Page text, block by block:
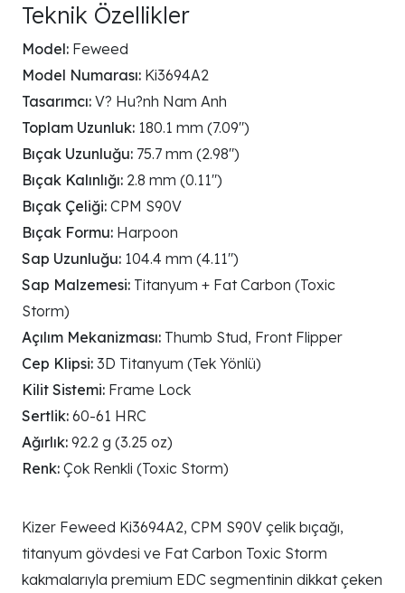
Teknik Özellikler
Model: Feweed
Model Numarası: Ki3694A2
Tasarımcı: V? Hu?nh Nam Anh
Toplam Uzunluk: 180.1 mm (7.09")
Bıçak Uzunluğu: 75.7 mm (2.98")
Bıçak Kalınlığı: 2.8 mm (0.11")
Bıçak Çeliği: CPM S90V
Bıçak Formu: Harpoon
Sap Uzunluğu: 104.4 mm (4.11")
Sap Malzemesi: Titanyum + Fat Carbon (Toxic
Storm)
Açılım Mekanizması: Thumb Stud, Front Flipper
Cep Klipsi: 3D Titanyum (Tek Yönlü)
Kilit Sistemi: Frame Lock
Sertlik: 60-61 HRC
Ağırlık: 92.2 g (3.25 oz)
Renk: Çok Renkli (Toxic Storm)
Kizer Feweed Ki3694A2, CPM S90V çelik bıçağı,
titanyum gövdesi ve Fat Carbon Toxic Storm
kakmalarıyla premium EDC segmentinin dikkat çeken